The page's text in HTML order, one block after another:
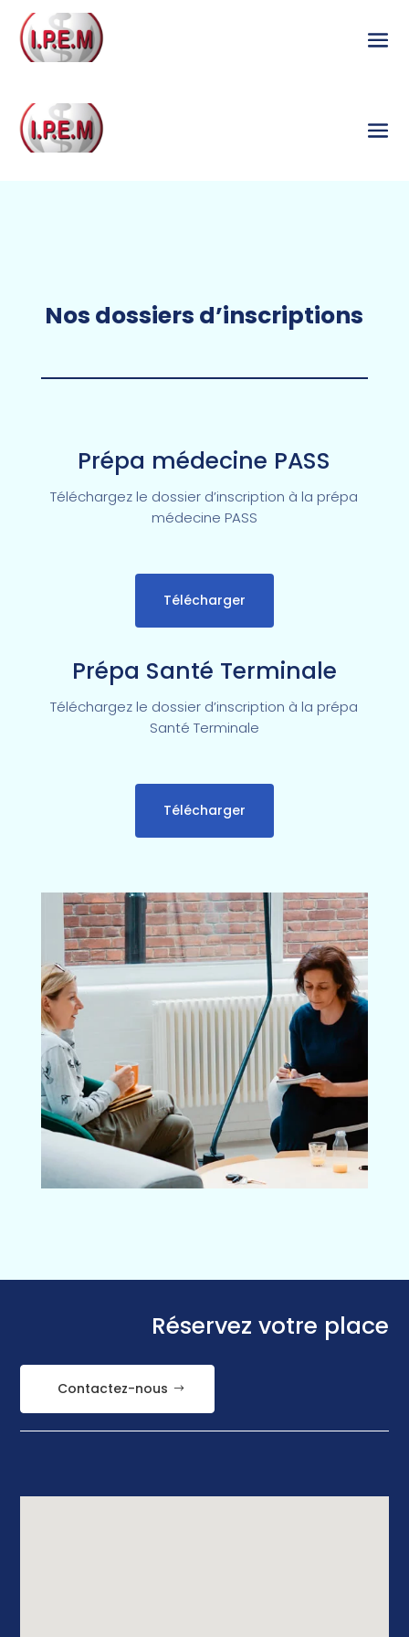
Nos dossiers d’inscriptions
Prépa médecine PASS
Téléchargez le dossier d’inscription à la prépa
médecine PASS
Télécharger
Prépa Santé Terminale
Téléchargez le dossier d’inscription à la prépa
Santé Terminale
Télécharger
Réservez votre place
Contactez-nous